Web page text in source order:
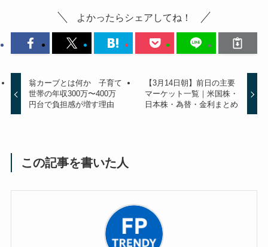
よかったらシェアしてね！
翁カーブとは何か 子育て
世帯の年収300万〜400万
円台で負担感が増す理由
【3月14日朝】前日の主要
マーケット一覧｜米国株・
日本株・為替・金利まとめ
この記事を書いた人